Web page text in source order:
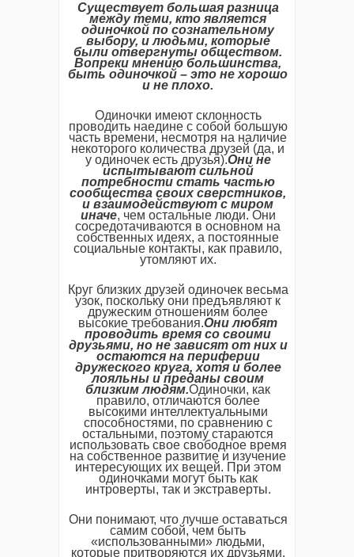
Существует большая разница
между теми, кто является
одиночкой по сознательному
выбору, и людьми, которые
были отвергнуты обществом.
Вопреки мнению большинства,
быть одиночкой – это не хорошо
и не плохо.
Одиночки имеют склонность
проводить наедине с собой большую
часть времени, несмотря на наличие
некоторого количества друзей (да, и
у одиночек есть друзья).Они не
испытывают сильной
потребности стать частью
сообщества своих сверстников,
и взаимодействуют с миром
иначе, чем остальные люди. Они
сосредотачиваются в основном на
собственных идеях, а постоянные
социальные контакты, как правило,
утомляют их.
Круг близких друзей одиночек весьма
узок, поскольку они предъявляют к
дружеским отношениям более
высокие требования.Они любят
проводить время со своими
друзьями, но не зависят от них и
остаются на периферии
дружеского круга, хотя и более
лояльны и преданы своим
близким людям.Одиночки, как
правило, отличаются более
высокими интеллектуальными
способностями, по сравнению с
остальными, поэтому стараются
использовать свое свободное время
на собственное развитие и изучение
интересующих их вещей. При этом
одиночками могут быть как
интроверты, так и экстраверты.
Они понимают, что лучше оставаться
самим собой, чем быть
«использованными» людьми,
которые притворяются их друзьями.